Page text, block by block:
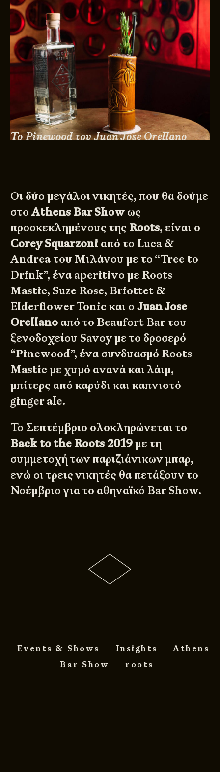
Το Pinewood του Juan Jose Orellano
Οι δύο μεγάλοι νικητές, που θα δούμε
στοAthens Bar Show ως
προσκεκλημένους της Roots, είναι ο
Corey Squarzoni από το Luca &
Andrea του Μιλάνου με το “Tree to
Drink”, ένα aperitivo με Roots
Mastic, Suze Rose, Briottet &
Elderflower Tonic και οJuan Jose
Orellano από το Beaufort Bar του
ξενοδοχείου Savoy με το δροσερό
“Pinewood”, ένα συνδυασμό Roots
Mastic με χυμό ανανά και λάιμ,
μπίτερς από καρύδι και καπνιστό
ginger ale.
Το Σεπτέμβριο ολοκληρώνεται το
Back to the Roots 2019με τη
συμμετοχή των παριζιάνικων μπαρ,
ενώ οι τρεις νικητές θα πετάξουν το
Νοέμβριο για το αθηναϊκό Bar Show.
Events & Shows Insights
Athens
Bar Show
roots